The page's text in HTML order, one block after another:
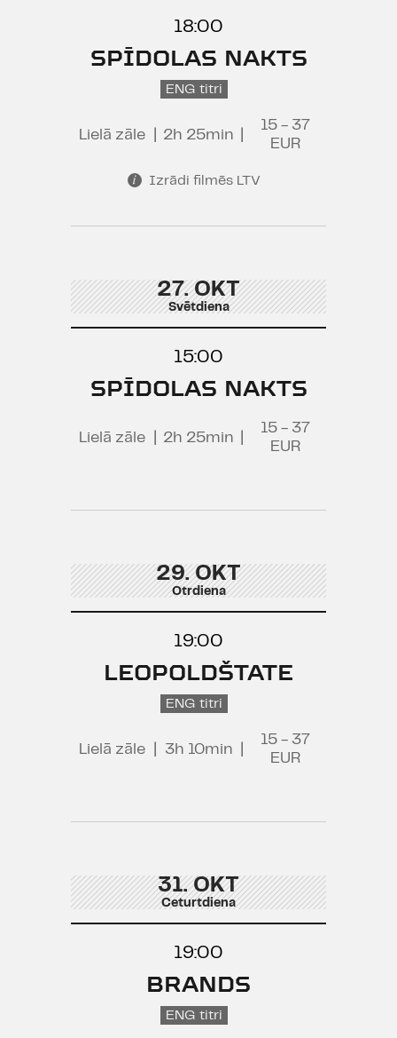
18:00
SPĪDOLAS NAKTS
ENG titri
Lielā zāle 2h 25min
15 - 37
EUR
Izrādi filmēs LTV
27. OKT
Svētdiena
15:00
SPĪDOLAS NAKTS
Lielā zāle 2h 25min
15 - 37
EUR
29. OKT
Otrdiena
19:00
LEOPOLDŠTATE
ENG titri
Lielā zāle 3h 10min
15 - 37
EUR
31. OKT
Ceturtdiena
19:00
BRANDS
ENG titri